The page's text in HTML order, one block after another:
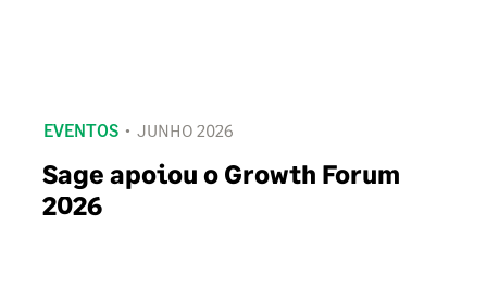
EVENTOS JUNHO 2026
Sage apoiou o Growth Forum
2026